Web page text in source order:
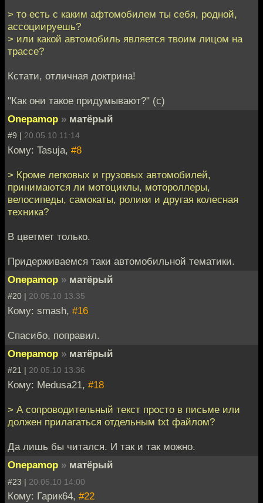
> то есть с каким афтомобилем ты себя, родной,
ассоциируешь?
> или какой автомобиль является твоим лицом на
трассе?
Кстати, отличная доктрина!
"Как они такое придумывают?" (с)
Onepamop » матёрый
#9 | 20.05.10 11:14
Кому: Tasuja, #8
> Кроме легковых и грузовых автомобилей,
принимаются ли мотоциклы, мотороллеры,
велосипеды, самокаты, ролики и другая колесная
техника?
В цветмет только.
Придерживаемся таки автомобильной тематики.
Onepamop » матёрый
#20 | 20.05.10 13:35
Кому: smash, #16
Спасибо, поправил.
Onepamop » матёрый
#21 | 20.05.10 13:36
Кому: Medusa21, #18
> А сопроводительный текст просто в письме или
должен прилагаться отдельным txt файлом?
Да лишь бы читался. И так и так можно.
Onepamop » матёрый
#23 | 20.05.10 14:00
Кому: Гарик64, #22